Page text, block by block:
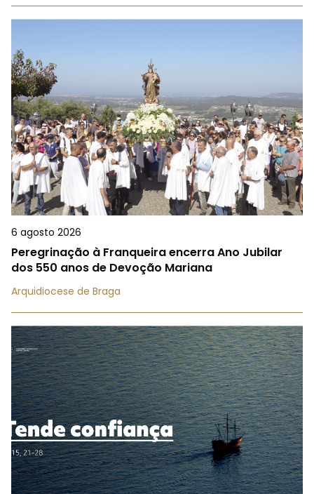
6 agosto 2026
Peregrinação à Franqueira encerra Ano Jubilar
dos 550 anos de Devoção Mariana
Arquidiocese de Braga